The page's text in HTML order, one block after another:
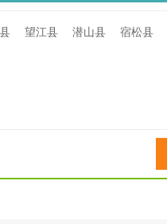
望江县 潜山县 宿松县